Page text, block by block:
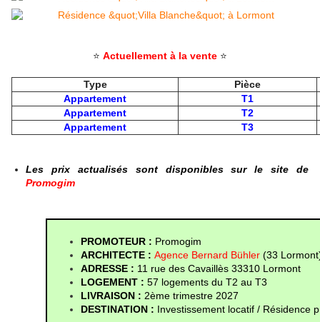
⭐ Actuellement à la vente ⭐
Type
Pièce
Appartement
T1
Appartement
T2
Appartement
T3
Les prix actualisés sont disponibles sur le site de
Promogim
PROMOTEUR : Promogim
ARCHITECTE : Agence Bernard Bühler (33
ADRESSE : 11 rue des Cavaillès 33310 Lormont
LOGEMENT : 57 logements du T2 au T3
LIVRAISON : 2ème trimestre 2027
DESTINATION : Investissement locatif / Résidence